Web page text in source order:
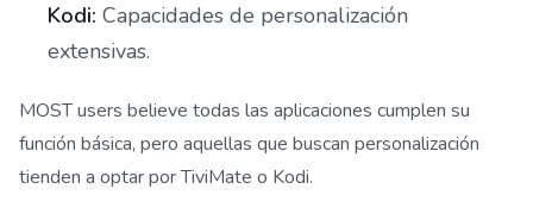
Kodi: Capacidades de personalización
extensivas.
MOST users believe todas las aplicaciones cumplen su
función básica, pero aquellas que buscan personalización
tienden a optar por TiviMate o Kodi.